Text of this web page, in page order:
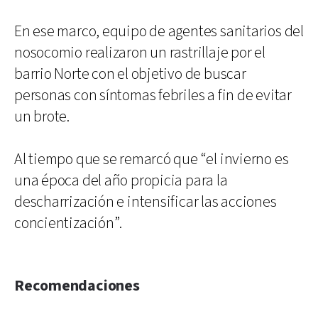
En ese marco, equipo de agentes sanitarios del
nosocomio realizaron un rastrillaje por el
barrio Norte con el objetivo de buscar
personas con síntomas febriles a fin de evitar
un brote.
Al tiempo que se remarcó que “el invierno es
una época del año propicia para la
descharrización e intensificar las acciones
concientización”.
Recomendaciones